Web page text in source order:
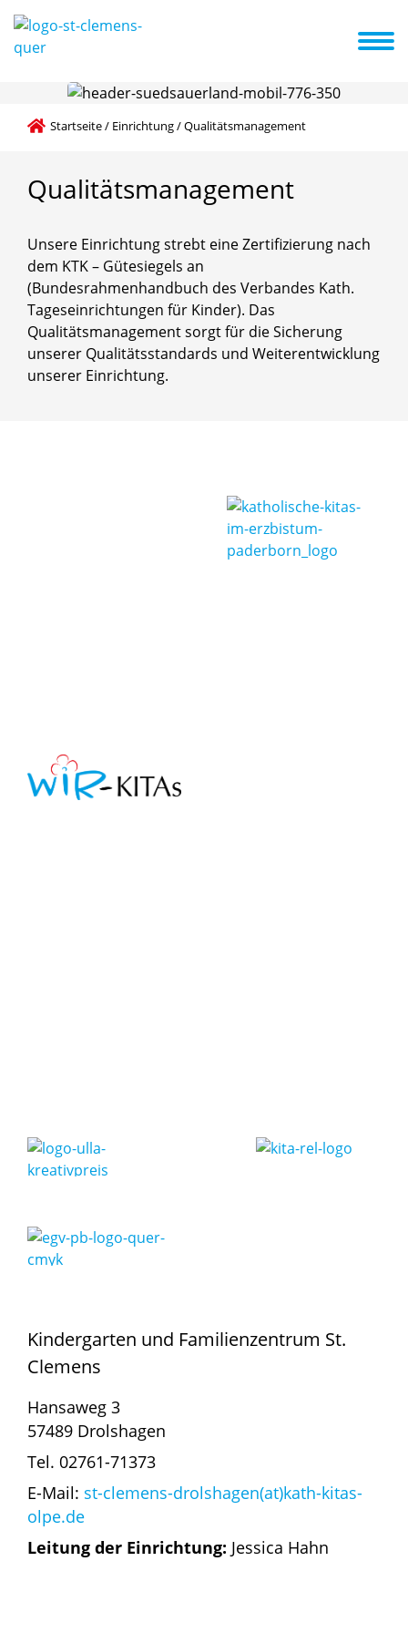
Familienzentrum Termine
Startseite/ Einrichtung/Qualitätsmanagement
Qualitätsmanagement
Unsere Einrichtung strebt eine Zertifizierung nach
dem KTK – Gütesiegels an
(Bundesrahmenhandbuch des Verbandes Kath.
Tageseinrichtungen für Kinder). Das
Qualitätsmanagement sorgt für die Sicherung
unserer Qualitätsstandards und Weiterentwicklung
unserer Einrichtung.
Kindergarten und Familienzentrum St.
Clemens
Hansaweg 3
57489 Drolshagen
Tel. 02761-71373
E-Mail: st-clemens-drolshagen(at)kath-kitas-
olpe.de
Leitung der Einrichtung: Jessica Hahn